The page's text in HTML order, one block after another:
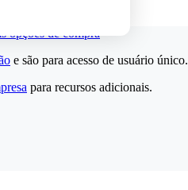
opções de compra
e são para acesso de usuário único.
para recursos adicionais.